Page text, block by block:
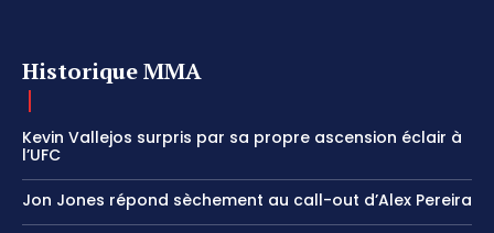
Historique MMA
Kevin Vallejos surpris par sa propre ascension éclair à
l’UFC
Jon Jones répond sèchement au call-out d’Alex Pereira